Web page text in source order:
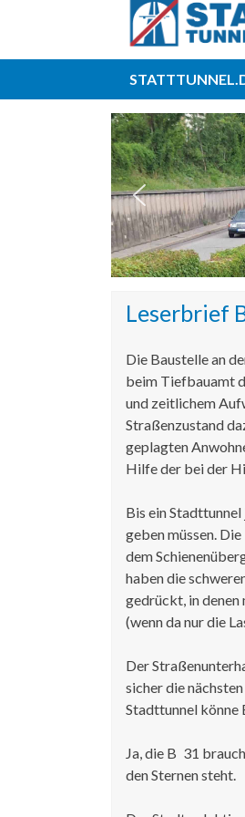
Direkt
zum
Inhalt
Leserbrief
Die Baustelle an
beim Tiefbauamt
und zeitlichem
Straßenzustand
geplagten
Hilfe der bei der
Bis ein
geben müssen.
dem
haben die
gedrückt, in denen
(wenn da nur die
Der
sicher die
Stadttunnel könne
Ja, die B 31
den Sternen steht.